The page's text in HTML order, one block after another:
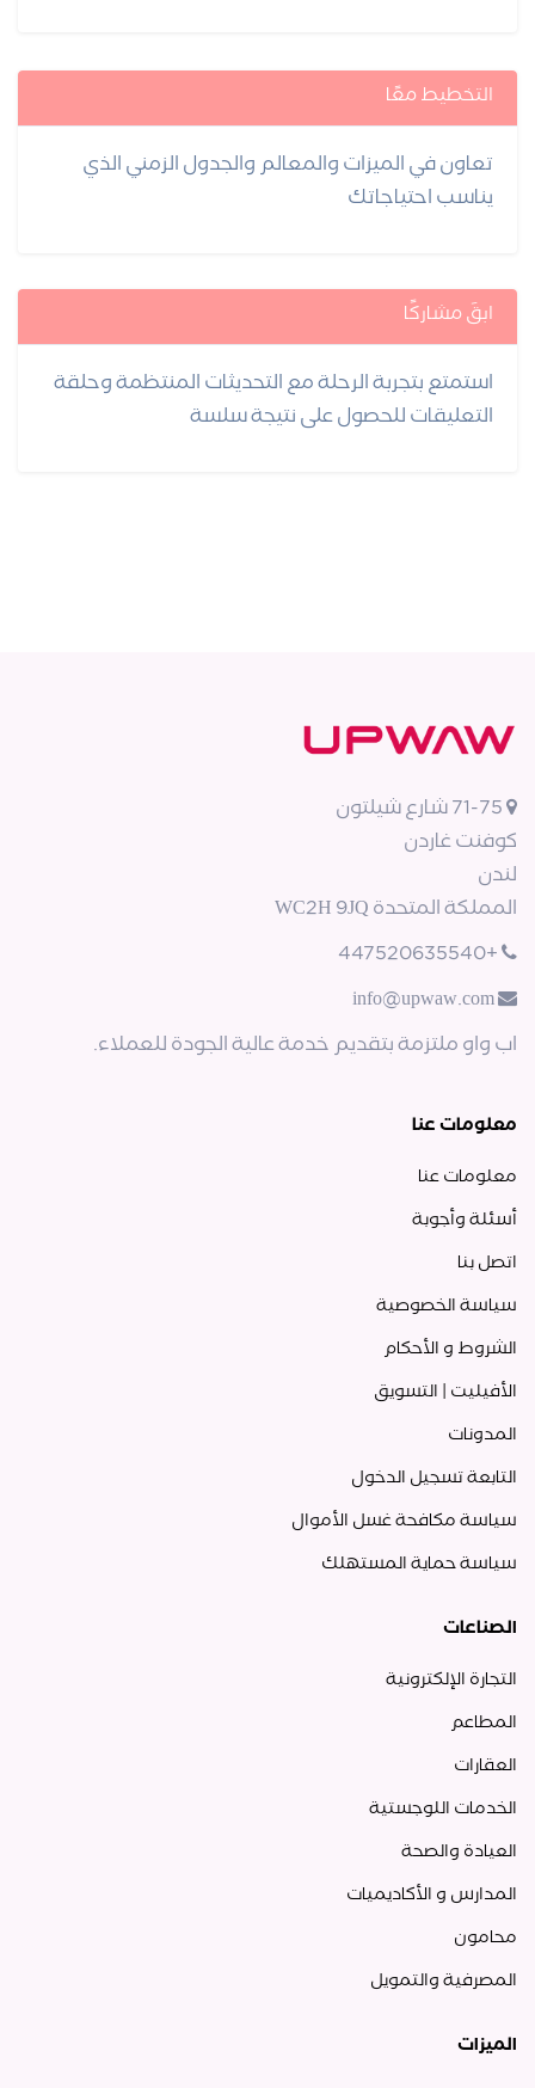
التخطيط معًا
تعاون في الميزات والمعالم والجدول الزمني الذي
يناسب احتياجاتك
ابقَ مشاركًا
استمتع بتجربة الرحلة مع التحديثات المنتظمة وحلقة
التعليقات للحصول على نتيجة سلسة
كوفنت غاردن
لندن
المملكة المتحدة WC2H 9JQ
+447520635540
اب واو ملتزمة بتقديم خدمة عالية الجودة للعملاء.
معلومات عنا
معلومات عنا
أسئلة وأجوبة
اتصل بنا
سياسة الخصوصية
الشروط و الأحكام
الأفيليت | التسويق
المدونات
التابعة تسجيل الدخول
سياسة مكافحة غسل الأموال
سياسة حماية المستهلك
الصناعات
التجارة الإلكترونية
المطاعم
العقارات
الخدمات اللوجستية
العيادة والصحة
المدارس و الأكاديميات
محامون
المصرفية والتمويل
الميزات